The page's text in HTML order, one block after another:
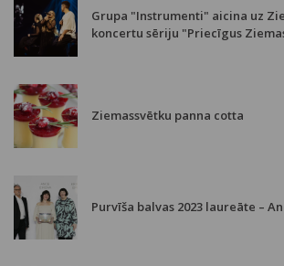
Grupa "Instrumenti" aicina uz
koncertu sēriju "Priecīgus
Ziemassvētku panna cotta
Purvīša balvas 2023 laureāte –